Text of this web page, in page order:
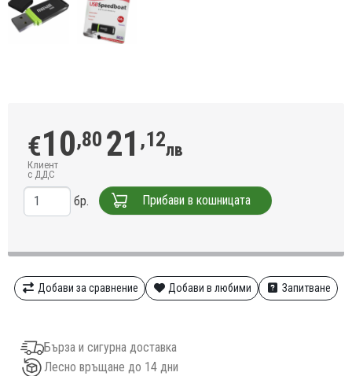
€10,80 21 ,12лв
Клиент
с ДДС
бр. Прибави в кошницата
Добави за сравнение Добави в любими Запитване
Бърза и сигурна доставка
Лесно връщане до 14 дни